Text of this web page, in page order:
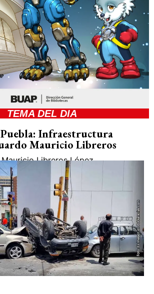
TEMA DEL DIA
Puebla: Infraestructura
Mauricio Libreros
Libreros López